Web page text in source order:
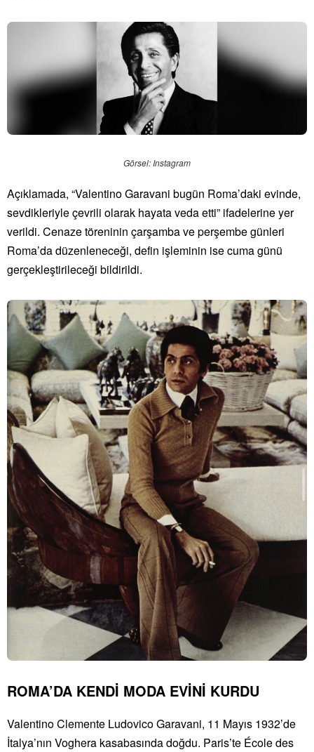
Görsel: Instagram
Açıklamada, “Valentino Garavani bugün Roma’daki evinde,
sevdikleriyle çevrili olarak hayata veda etti” ifadelerine yer
verildi. Cenaze töreninin çarşamba ve perşembe günleri
Roma’da düzenleneceği, defin işleminin ise cuma günü
gerçekleştirileceği bildirildi.
ROMA’DA KENDİ MODA EVİNİ KURDU
Valentino Clemente Ludovico Garavani, 11 Mayıs 1932’de
İtalya’nın Voghera kasabasında doğdu. Paris’te École des